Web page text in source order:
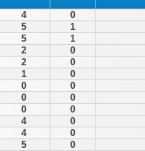
4 0
5 1
5 1
2 0
2 0
1 0
0 0
0 0
0 0
4 0
4 0
5 0